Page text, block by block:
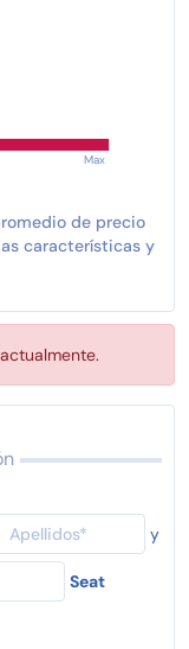
Max
de precio
características y
y
Seat